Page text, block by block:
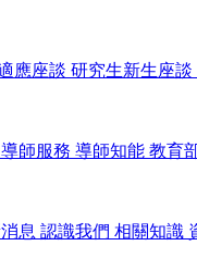
應座談 研究生新生座談
導師服務 導師知能 教育
息 認識我們 相關知識